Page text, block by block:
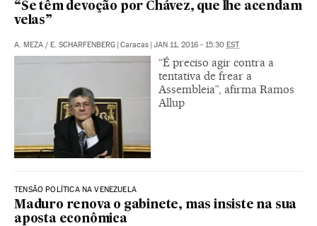
“Se têm devoção por Chávez, que lhe acendam
velas”
A. MEZA / E. SCHARFENBERG | Caracas | JAN 11, 2016 - 15:30 EST
“É preciso agir contra a
tentativa de frear a
Assembleia”, afirma Ramos
Allup
TENSÃO POLÍTICA NA VENEZUELA
Maduro renova o gabinete, mas insiste na sua
aposta econômica